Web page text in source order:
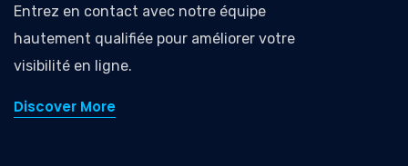
Entrez en contact avec notre équipe
hautement qualifiée pour améliorer votre
visibilité en ligne.
Discover More